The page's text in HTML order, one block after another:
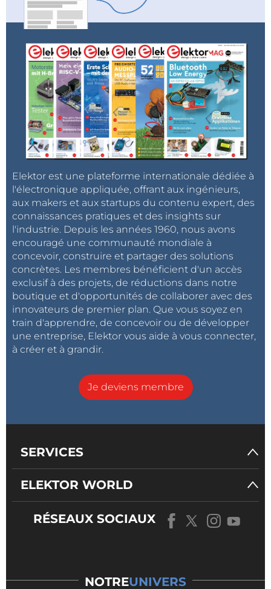
Elektor est une plateforme internationale dédiée à
l'électronique appliquée, offrant aux ingénieurs,
aux makers et aux startups du contenu expert, des
connaissances pratiques et des insights sur
l'industrie. Depuis les années 1960, nous avons
encouragé une communauté mondiale à
concevoir, construire et partager des solutions
concrètes. Les membres bénéficient d'un accès
exclusif à des projets, de réductions dans notre
boutique et d'opportunités de collaborer avec des
innovateurs de premier plan. Que vous soyez en
train d'apprendre, de concevoir ou de développer
une entreprise, Elektor vous aide à vous connecter,
à créer et à grandir.
Je deviens membre
SERVICES
ELEKTOR WORLD
RÉSEAUX SOCIAUX
NOTREUNIVERS